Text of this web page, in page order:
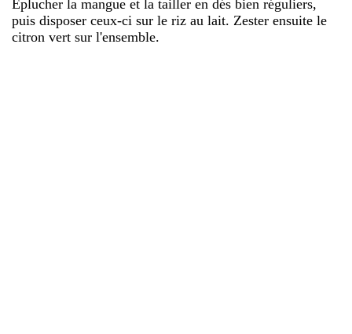
Éplucher la mangue et la tailler en dés bien réguliers,
puis disposer ceux-ci sur le riz au lait. Zester ensuite le
citron vert sur l'ensemble.